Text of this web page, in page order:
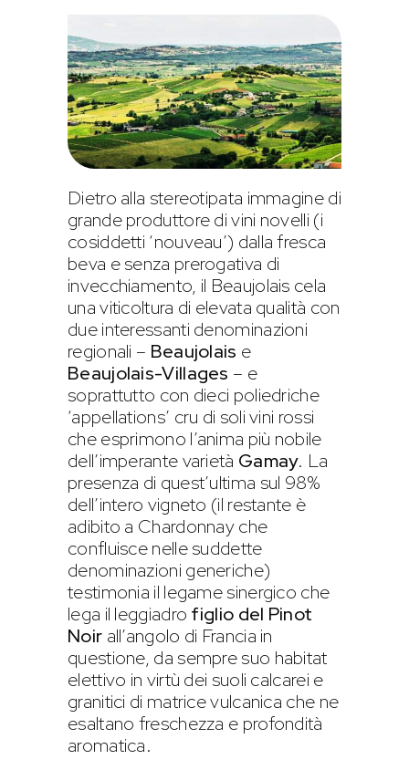
Dietro alla stereotipata immagine di
grande produttore di vini novelli (i
cosiddetti ‘nouveau’) dalla fresca
beva e senza prerogativa di
invecchiamento, il Beaujolais cela
una viticoltura di elevata qualità con
due interessanti denominazioni
regionali – Beaujolais e
Beaujolais-Villages – e
soprattutto con dieci poliedriche
‘appellations’ cru di soli vini rossi
che esprimono l’anima più nobile
dell’imperante varietà Gamay. La
presenza di quest’ultima sul 98%
dell’intero vigneto (il restante è
adibito a Chardonnay che
confluisce nelle suddette
denominazioni generiche)
testimonia il legame sinergico che
lega il leggiadro figlio del Pinot
Noir all’angolo di Francia in
questione, da sempre suo habitat
elettivo in virtù dei suoli calcarei e
granitici di matrice vulcanica che ne
esaltano freschezza e profondità
aromatica.